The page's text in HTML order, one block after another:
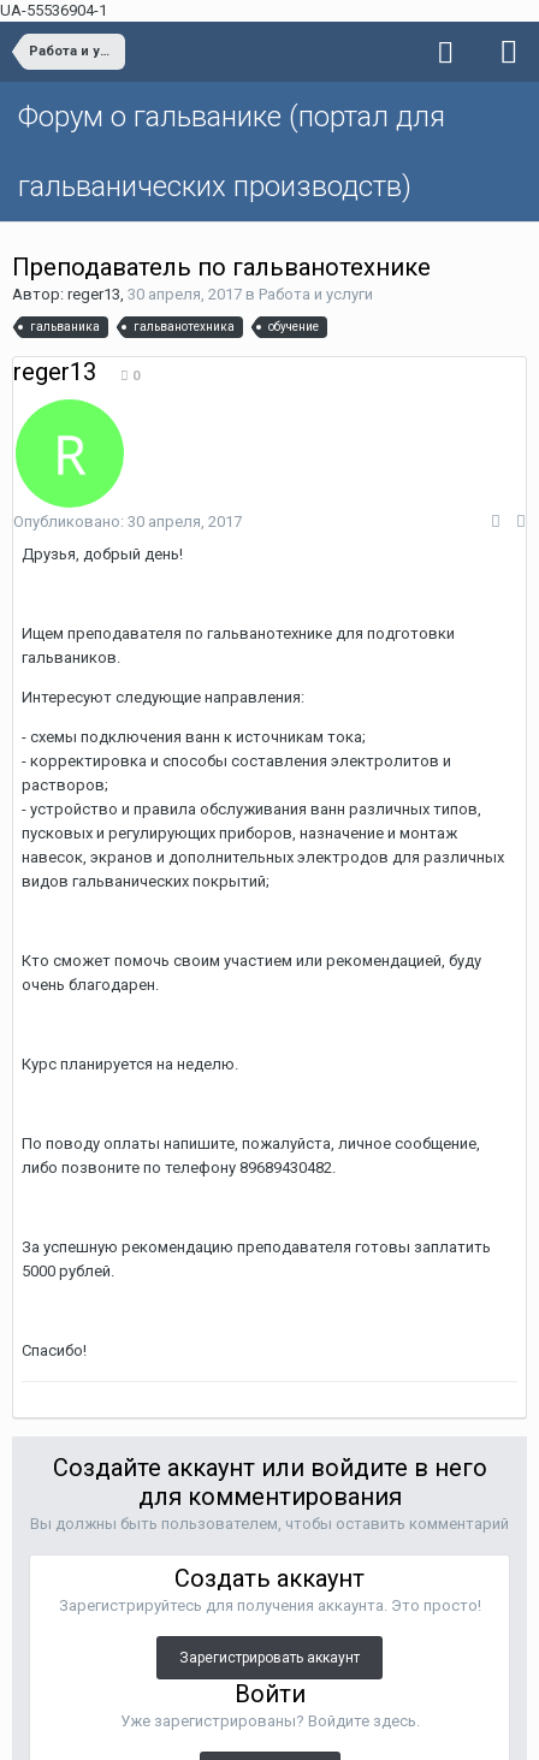
UA-55536904-1
Работа и услуги
Форум о гальванике (портал для
гальванических производств)
Преподаватель по гальванотехнике
Автор: reger13, 30 апреля, 2017 в Работа и услуги
гальваника гальванотехника обучение
reger13 0
Опубликовано: 30 апреля, 2017
Друзья, добрый день!
Ищем преподавателя по гальванотехнике для подготовки
гальваников.
Интересуют следующие направления:
- схемы подключения ванн к источникам тока;
- корректировка и способы составления электролитов и
растворов;
- устройство и правила обслуживания ванн различных типов,
пусковых и регулирующих приборов, назначение и монтаж
навесок, экранов и дополнительных электродов для различных
видов гальванических покрытий;
Кто сможет помочь своим участием или рекомендацией, буду
очень благодарен.
Курс планируется на неделю.
По поводу оплаты напишите, пожалуйста, личное сообщение,
либо позвоните по телефону 89689430482.
За успешную рекомендацию преподавателя готовы заплатить
5000 рублей.
Спасибо!
Создайте аккаунт или войдите в него
для комментирования
Вы должны быть пользователем, чтобы оставить комментарий
Создать аккаунт
Зарегистрируйтесь для получения аккаунта. Это просто!
Зарегистрировать аккаунт
Войти
Уже зарегистрированы? Войдите здесь.